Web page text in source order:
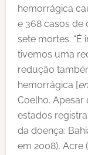
hemorrágica
e 368 casos
sete mortes.
tivemos uma
redução
hemorrágica [
Coelho.
estados
da doença:
em 2008), Acre